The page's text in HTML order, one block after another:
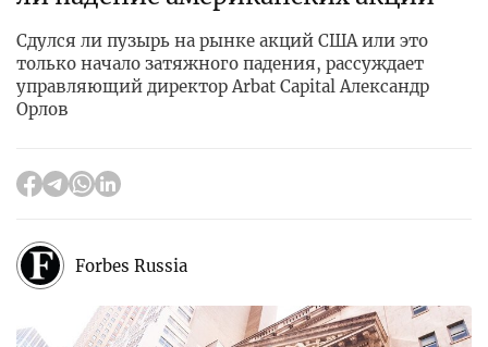
Сдулся ли пузырь на рынке акций США или это
только начало затяжного падения, рассуждает
управляющий директор Arbat Capital Александр
Орлов
Forbes Russia